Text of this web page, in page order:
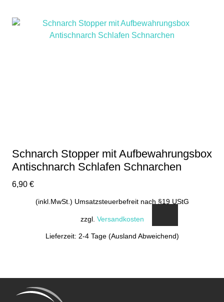
Schnarch Stopper mit Aufbewahrungsbox
Antischnarch Schlafen Schnarchen
6,90 €
(inkl.MwSt.) Umsatzsteuerbefreit nach §19 UStG
zzgl. Versandkosten
Lieferzeit: 2-4 Tage (Ausland Abweichend)